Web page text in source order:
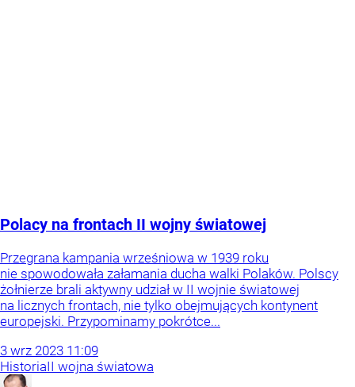
Polacy na frontach II wojny światowej
Przegrana kampania wrześniowa w 1939 roku
nie spowodowała załamania ducha walki Polaków. Polscy
żołnierze brali aktywny udział w II wojnie światowej
na licznych frontach, nie tylko obejmujących kontynent
europejski. Przypominamy pokrótce...
3 wrz 2023 11:09
HistoriaII wojna światowa